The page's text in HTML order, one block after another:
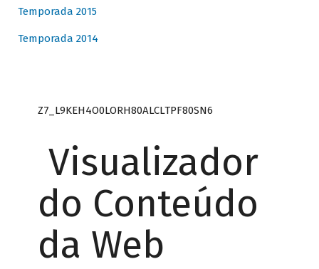
Temporada 2015
Temporada 2014
Z7_L9KEH4O0LORH80ALCLTPF80SN6
Visualizador
do Conteúdo
da Web